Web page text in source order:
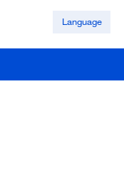
Language